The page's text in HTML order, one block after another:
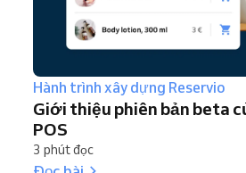
Hành trình xây dựng Reservio
Giới thiệu phiên bản beta
POS
3 phút đọc